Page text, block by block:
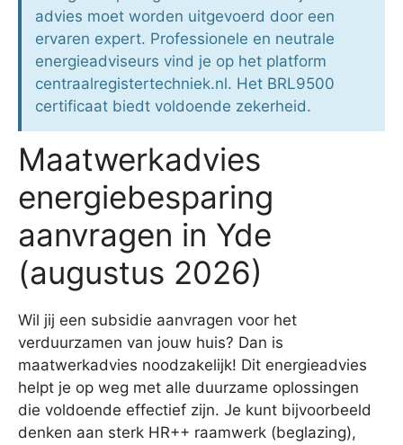
advies moet worden uitgevoerd door een
ervaren expert. Professionele en neutrale
energieadviseurs vind je op het platform
centraalregistertechniek.nl. Het BRL9500
certificaat biedt voldoende zekerheid.
Maatwerkadvies
energiebesparing
aanvragen in Yde
(augustus 2026)
Wil jij een subsidie aanvragen voor het
verduurzamen van jouw huis? Dan is
maatwerkadvies noodzakelijk! Dit energieadvies
helpt je op weg met alle duurzame oplossingen
die voldoende effectief zijn. Je kunt bijvoorbeeld
denken aan sterk HR++ raamwerk (beglazing),